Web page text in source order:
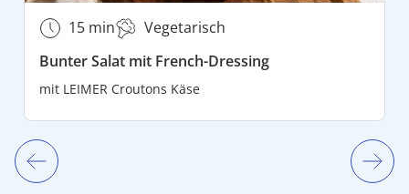
15 min
Vegetarisch
Bunter Salat mit French-Dressing
mit LEIMER Croutons Käse